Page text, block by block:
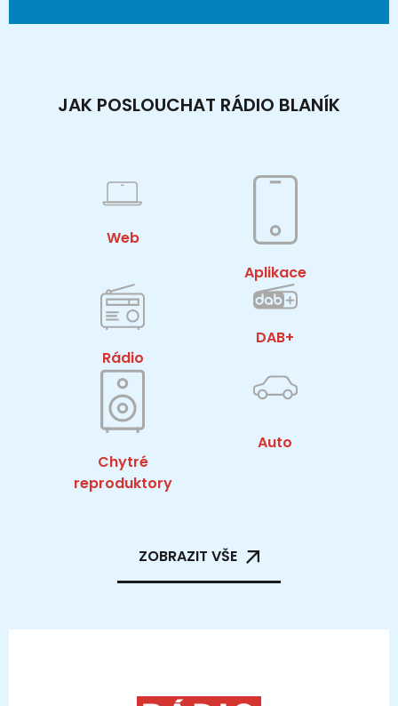
JAK POSLOUCHAT RÁDIO BLANÍK
Web
Aplikace
Rádio
DAB+
Chytré
reproduktory
Auto
ZOBRAZIT VŠE